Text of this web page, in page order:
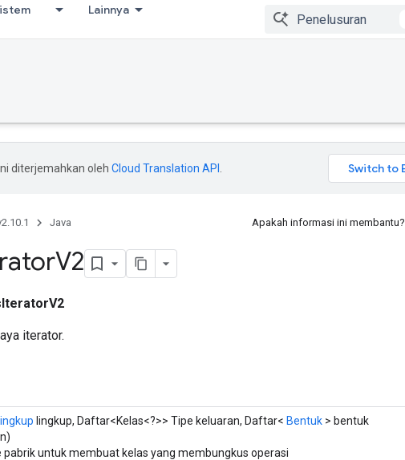
Lainnya
diterjemahkan oleh Cloud Translation API
Java Apakah informasi ini membantu?
V2
iterator.
lingkup, Daftar<Kelas<?>> Tipe keluaran, Daftar< Bentuk > bentuk
pabrik untuk membuat kelas yang membungkus operasi